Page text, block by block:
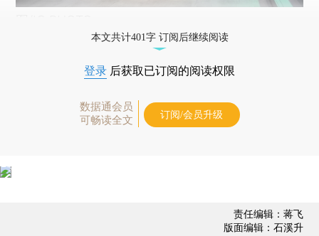
本文共计401字 订阅后继续阅读
登录 后获取已订阅的阅读权限
数据通会员
可畅读全文
订阅/会员升级
责任编辑：蒋飞
版面编辑：石溪升